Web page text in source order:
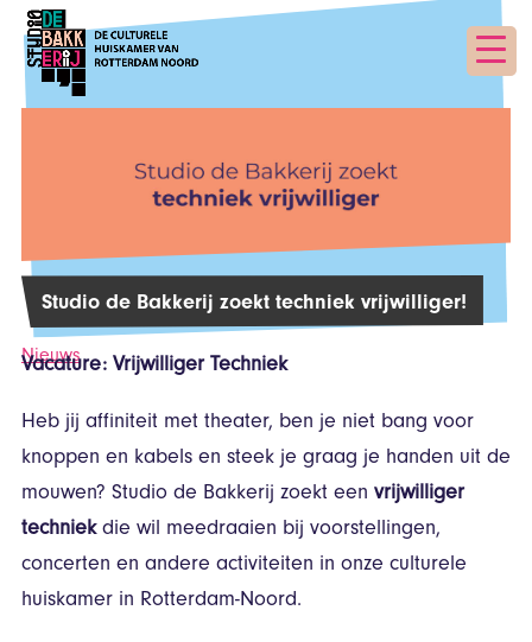
Studio de Bakkerij zoekt techniek vrijwilliger!
Nieuws
Vacature: Vrijwilliger Techniek
Heb jij affiniteit met theater, ben je niet bang voor
knoppen en kabels en steek je graag je handen uit de
mouwen? Studio de Bakkerij zoekt een vrijwilliger
techniekdie wil meedraaien bij voorstellingen,
concerten en andere activiteiten in onze culturele
huiskamer in Rotterdam-Noord.